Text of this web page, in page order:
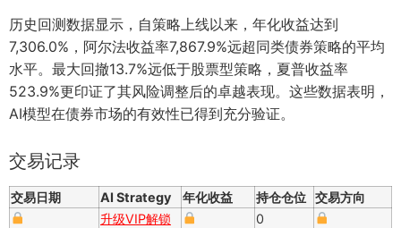
历史回测数据显示，自策略上线以来，年化收益达到
7,306.0%，阿尔法收益率7,867.9%远超同类债券策略的平均
水平。最大回撤13.7%远低于股票型策略，夏普收益率
523.9%更印证了其风险调整后的卓越表现。这些数据表明，
AI模型在债券市场的有效性已得到充分验证。
交易记录
交易日期 AI Strategy 年化收益 持仓仓位 交易方向
升级VIP解锁
0